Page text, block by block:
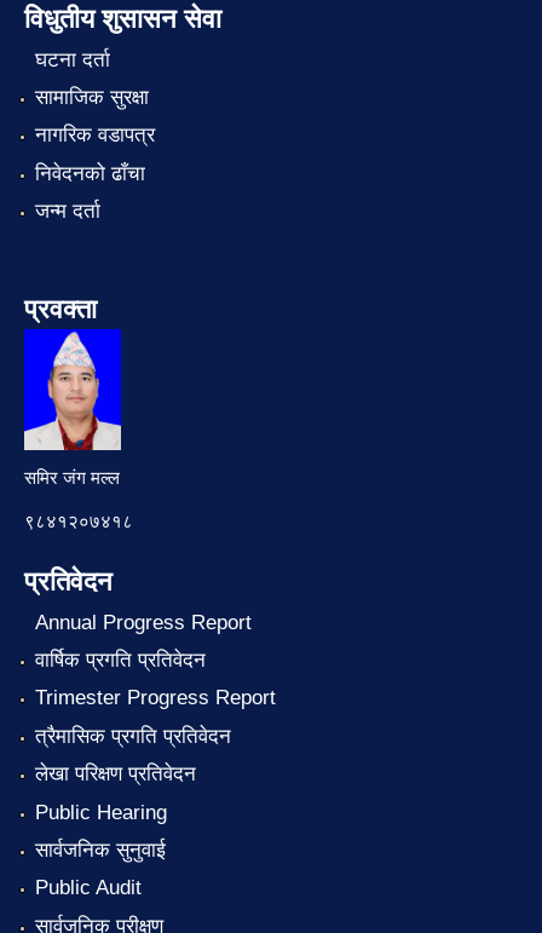
विधुतीय शुसासन सेवा
घटना दर्ता
सामाजिक सुरक्षा
नागरिक वडापत्र
निवेदनको ढाँचा
जन्म दर्ता
प्रवक्ता
समिर जंग मल्ल
९८४१२०७४१८
प्रतिवेदन
Annual Progress Report
वार्षिक प्रगति प्रतिवेदन
Trimester Progress Report
त्रैमासिक प्रगति प्रतिवेदन
लेखा परिक्षण प्रतिवेदन
Public Hearing
सार्वजनिक सुनुवाई
Public Audit
सार्वजनिक परीक्षण